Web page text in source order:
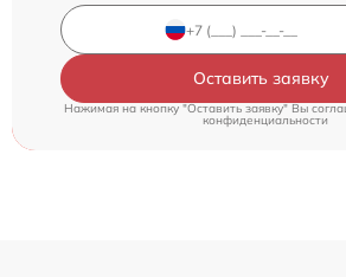
Оставить заявку
Нажимая на кнопку "Оставить заявку" Вы
конфиденциальности